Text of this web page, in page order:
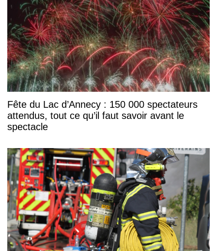
Fête du Lac d’Annecy : 150 000 spectateurs
attendus, tout ce qu’il faut savoir avant le
spectacle